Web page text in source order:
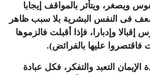
ويصغر، ويتأثر بالمواقف إيجابا
فى النفس البشرية بلا سبب ظاهر
إقبالا وإدبارا، فإذا أقبلت فالزموها
فاقتصروا عليها بالفرائض).
التعبد والتفكر، فكل عبادة